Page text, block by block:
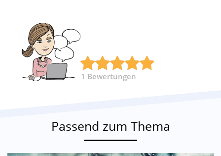
1 Bewertungen
Passend zum Thema